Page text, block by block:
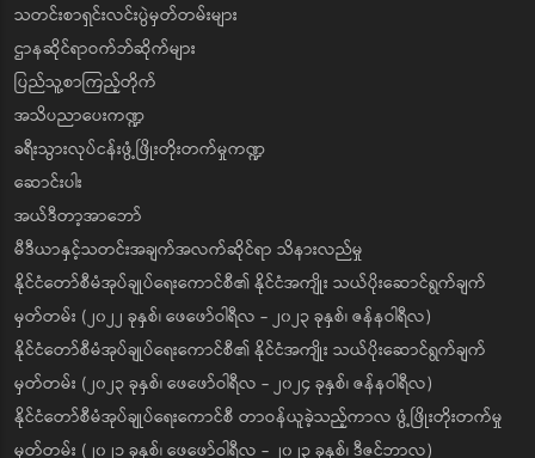
သတင်းစာရှင်းလင်းပွဲမှတ်တမ်းများ
ဌာနဆိုင်ရာဝက်ဘ်ဆိုက်များ
ပြည်သူ့စာကြည့်တိုက်
အသိပညာပေးကဏ္ဍ
ခရီးသွားလုပ်ငန်းဖွံ့ဖြိုးတိုးတက်မှုကဏ္ဍ
ဆောင်းပါး
အယ်ဒီတာ့အာဘော်
မီဒီယာနှင့်သတင်းအချက်အလက်ဆိုင်ရာ သိနားလည်မှု
နိုင်ငံတော်စီမံအုပ်ချုပ်ရေးကောင်စီ၏ နိုင်ငံအကျိုး သယ်ပိုးဆောင်ရွက်ချက်
မှတ်တမ်း (၂၀၂၂ ခုနှစ်၊ ဖေဖော်ဝါရီလ - ၂၀၂၃ ခုနှစ်၊ ဇန်နဝါရီလ)
နိုင်ငံတော်စီမံအုပ်ချုပ်ရေးကောင်စီ၏ နိုင်ငံအကျိုး သယ်ပိုးဆောင်ရွက်ချက်
မှတ်တမ်း (၂၀၂၃ ခုနှစ်၊ ဖေဖော်ဝါရီလ - ၂၀၂၄ ခုနှစ်၊ ဇန်နဝါရီလ)
နိုင်ငံတော်စီမံအုပ်ချုပ်ရေးကောင်စီ တာဝန်ယူခဲ့သည့်ကာလ ဖွံ့ဖြိုးတိုးတက်မှု
မှတ်တမ်း (၂၀၂၁ ခုနှစ်၊ ဖေဖော်ဝါရီလ - ၂၀၂၃ ခုနှစ်၊ ဒီဇင်ဘာလ)